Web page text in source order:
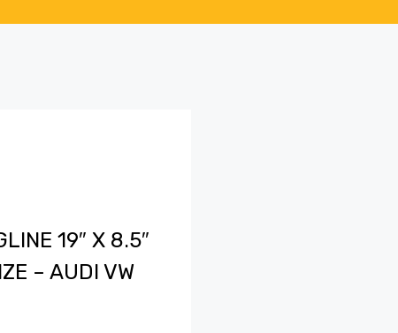
19″ X 8.5″
– AUDI VW